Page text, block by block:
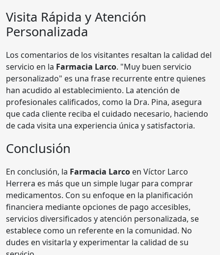
Visita Rápida y Atención
Personalizada
Los comentarios de los visitantes resaltan la calidad del
servicio en la Farmacia Larco. "Muy buen servicio
personalizado" es una frase recurrente entre quienes
han acudido al establecimiento. La atención de
profesionales calificados, como la Dra. Pina, asegura
que cada cliente reciba el cuidado necesario, haciendo
de cada visita una experiencia única y satisfactoria.
Conclusión
En conclusión, la Farmacia Larco en Víctor Larco
Herrera es más que un simple lugar para comprar
medicamentos. Con su enfoque en la planificación
financiera mediante opciones de pago accesibles,
servicios diversificados y atención personalizada, se
establece como un referente en la comunidad. No
dudes en visitarla y experimentar la calidad de su